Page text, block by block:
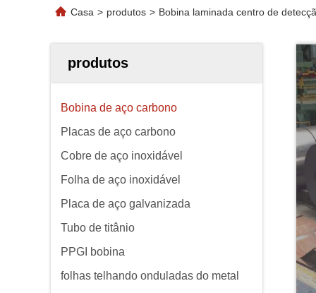
Casa > produtos > Bobina laminada centro de
produtos
Bobina de aço carbono
Placas de aço carbono
Cobre de aço inoxidável
Folha de aço inoxidável
Placa de aço galvanizada
Tubo de titânio
PPGI bobina
folhas telhando onduladas do metal